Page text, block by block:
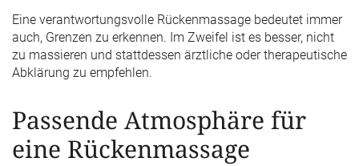
Eine verantwortungsvolle Rückenmassage bedeutet immer
auch, Grenzen zu erkennen. Im Zweifel ist es besser, nicht
zu massieren und stattdessen ärztliche oder therapeutische
Abklärung zu empfehlen.
Passende Atmosphäre für
eine Rückenmassage